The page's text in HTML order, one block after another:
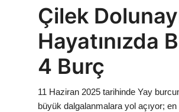
Çilek
Hayatınızda
4 Burç
11 Haziran 2025 tarihinde Yay
büyük dalgalanmalara yol açıyor;